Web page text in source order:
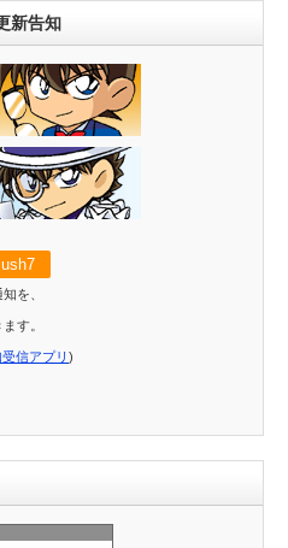
新告知
を、
す。
信アプリ )